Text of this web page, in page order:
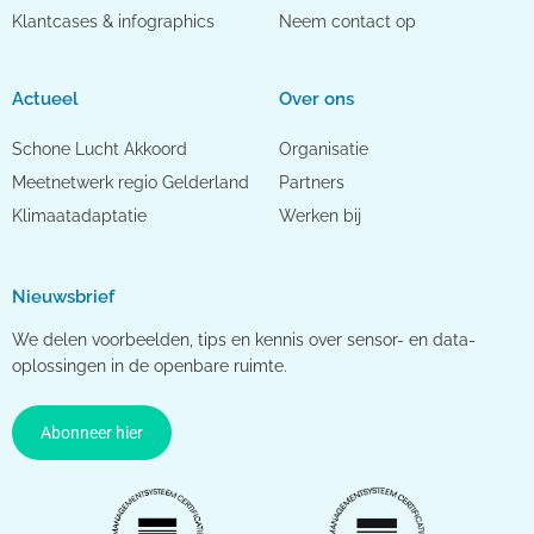
Klantcases & infographics
Actueel
Schone Lucht Akkoord
Meetnetwerk regio Gelderland
Klimaatadaptatie
Neem contact op
Over ons
Organisatie
Partners
Werken bij
Nieuwsbrief
We delen voorbeelden, tips en kennis over sensor- en data-
oplossingen in de openbare ruimte.
Abonneer hier